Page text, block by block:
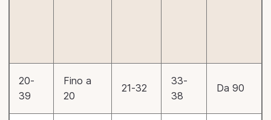
20-
39
Fino a
20
21-32
33-
38
Da 90